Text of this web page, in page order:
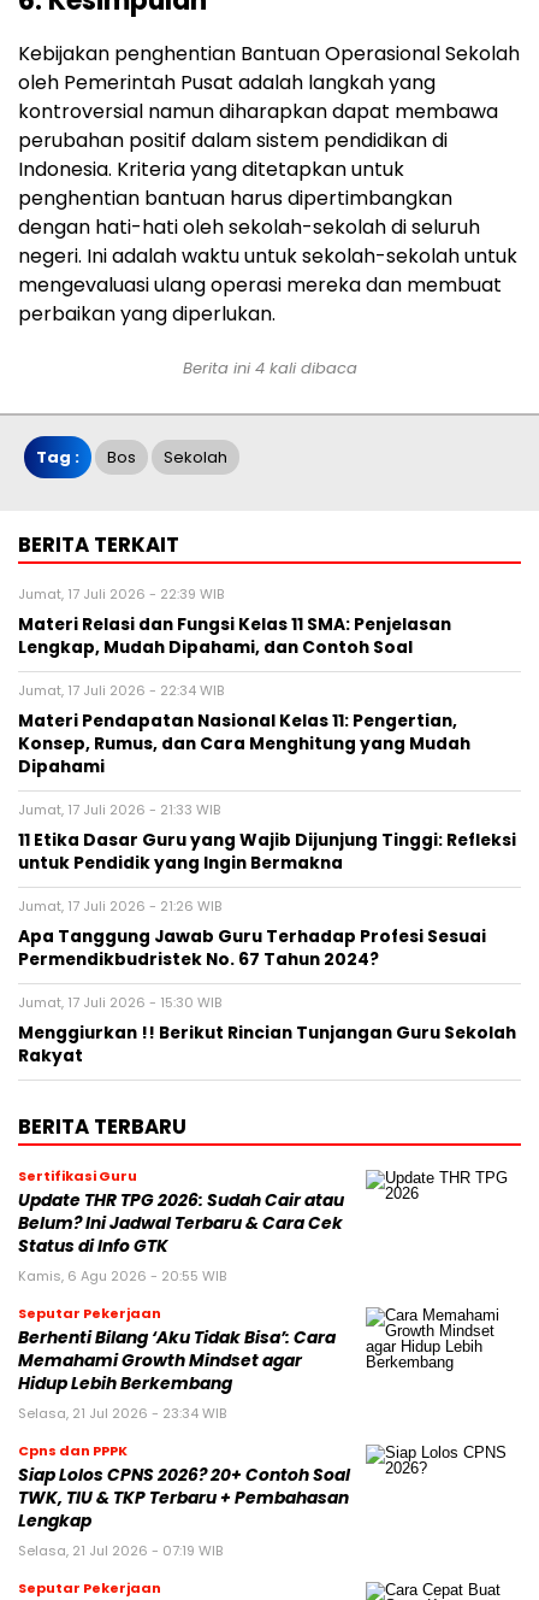
Kebijakan penghentian Bantuan Operasional Sekolah
oleh Pemerintah Pusat adalah langkah yang
kontroversial namun diharapkan dapat membawa
perubahan positif dalam sistem pendidikan di
Indonesia. Kriteria yang ditetapkan untuk
penghentian bantuan harus dipertimbangkan
dengan hati-hati oleh sekolah-sekolah di seluruh
negeri. Ini adalah waktu untuk sekolah-sekolah untuk
mengevaluasi ulang operasi mereka dan membuat
perbaikan yang diperlukan.
Berita ini 4 kali dibaca
Tag : Bos Sekolah
BERITA TERKAIT
Jumat, 17 Juli 2026 - 22:39 WIB
Materi Relasi dan Fungsi Kelas 11 SMA: Penjelasan
Lengkap, Mudah Dipahami, dan Contoh Soal
Jumat, 17 Juli 2026 - 22:34 WIB
Materi Pendapatan Nasional Kelas 11: Pengertian,
Konsep, Rumus, dan Cara Menghitung yang Mudah
Dipahami
Jumat, 17 Juli 2026 - 21:33 WIB
11 Etika Dasar Guru yang Wajib Dijunjung Tinggi: Refleksi
untuk Pendidik yang Ingin Bermakna
Jumat, 17 Juli 2026 - 21:26 WIB
Apa Tanggung Jawab Guru Terhadap Profesi Sesuai
Permendikbudristek No. 67 Tahun 2024?
Jumat, 17 Juli 2026 - 15:30 WIB
Menggiurkan !! Berikut Rincian Tunjangan Guru Sekolah
Rakyat
BERITA TERBARU
Sertifikasi Guru
Update THR TPG 2026: Sudah Cair atau
Belum? Ini Jadwal Terbaru & Cara Cek
Status di Info GTK
Kamis, 6 Agu 2026 - 20:55 WIB
Seputar Pekerjaan
Berhenti Bilang ‘Aku Tidak Bisa’: Cara
Memahami Growth Mindset agar
Hidup Lebih Berkembang
Selasa, 21 Jul 2026 - 23:34 WIB
Cpns dan PPPK
Siap Lolos CPNS 2026? 20+ Contoh Soal
TWK, TIU & TKP Terbaru + Pembahasan
Lengkap
Selasa, 21 Jul 2026 - 07:19 WIB
Seputar Pekerjaan